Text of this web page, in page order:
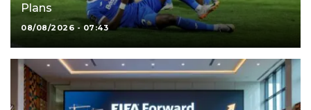
Plans
08/08/2026 - 07:43